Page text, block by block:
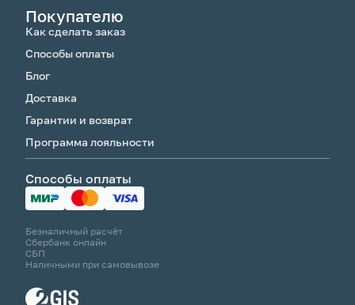
Покупателю
Как сделать заказ
Способы оплаты
Блог
Доставка
Гарантии и возврат
Программа лояльности
Способы оплаты
Безналичный расчёт
Сбербанк онлайн
СБП
Наличными при самовывозе